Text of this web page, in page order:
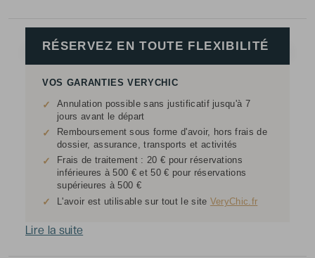
RÉSERVEZ EN TOUTE FLEXIBILITÉ
VOS GARANTIES VERYCHIC
✓
Annulation possible sans justificatif jusqu'à 7
jours avant le départ
✓
Remboursement sous forme d'avoir, hors frais de
dossier, assurance, transports et activités
✓
Frais de traitement : 20 € pour réservations
inférieures à 500 € et 50 € pour réservations
supérieures à 500 €
✓ L'avoir est utilisable sur tout le site VeryChic.fr
Lire la suite